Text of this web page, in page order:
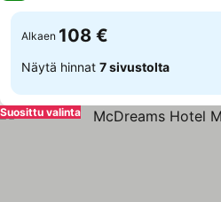
Alkaen 108 €
Näytä hinnat 7 sivustolta
Suosittu valinta